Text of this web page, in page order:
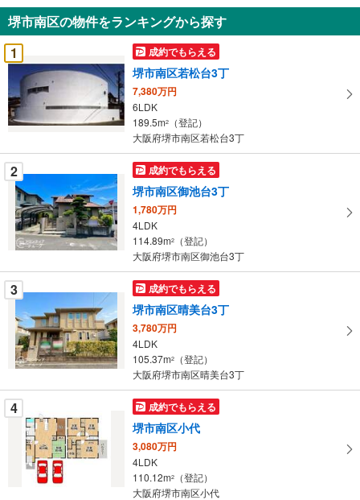
知
を
受
け
取
る
・
件
を
マ
イ
ペ
ー
に
保
存
す
る
堺市南区の物件をランキングから探す
1
成約でもらえる
堺市南区若松台3丁
7,380万円
6LDK
189.5m2
（登記）
大阪府堺市南区若松台3丁
2 成約でもらえる
堺市南区御池台3丁
1,780万円
4LDK
114.89m2
（登記）
大阪府堺市南区御池台3丁
3 成約でもらえる
堺市南区晴美台3丁
3,780万円
4LDK
105.37m2
（登記）
大阪府堺市南区晴美台3丁
4 成約でもらえる
堺市南区小代
3,080万円
4LDK
110.12m2
（登記）
大阪府堺市南区小代